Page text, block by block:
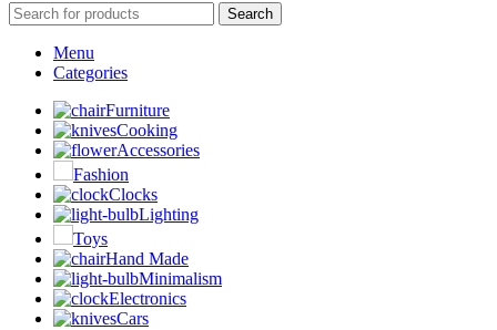
Search
Menu
Categories
Furniture
Cooking
Accessories
Fashion
Clocks
Lighting
Toys
Hand Made
Minimalism
Electronics
Cars